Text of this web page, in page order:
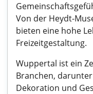
Von der Heydt-
bieten eine hohe
Freizeitgestaltung.
Wuppertal ist ein
Branchen,
Dekoration und